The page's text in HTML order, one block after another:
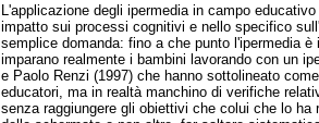
L'applicazione degli ipermedia in campo
impatto sui processi cognitivi e nello specifico
semplice domanda: fino a che punto l'ipermedia
imparano realmente i bambini lavorando con un
e Paolo Renzi (1997) che hanno sottolineato
educatori, ma in realtà manchino di verifiche
senza raggiungere gli obiettivi che colui che lo